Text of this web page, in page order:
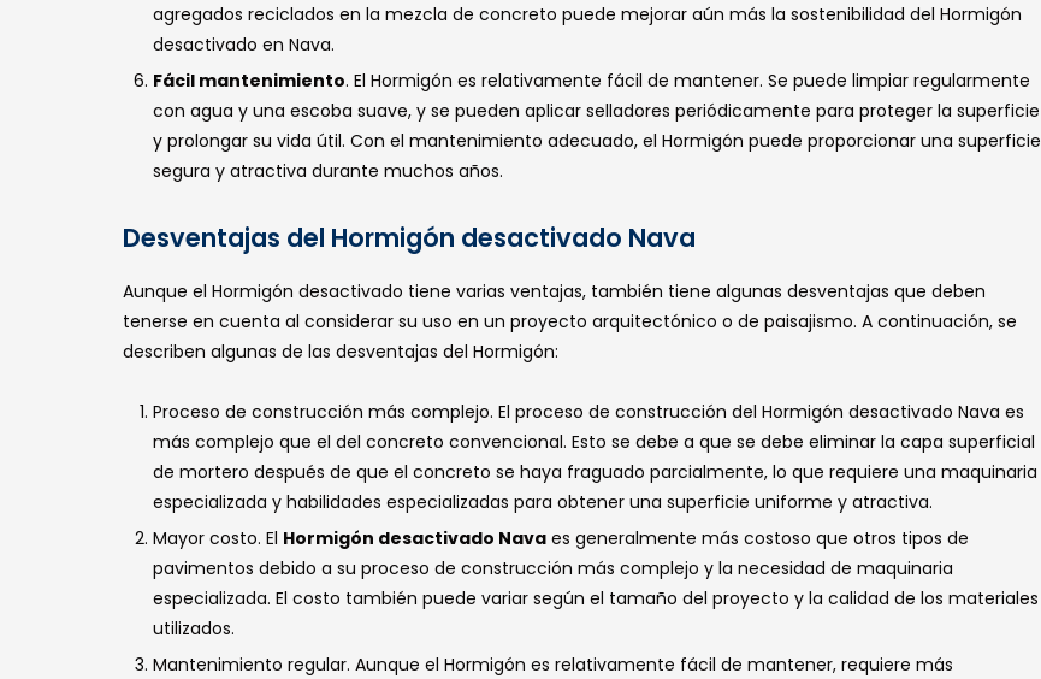
agregados reciclados en la mezcla de concreto puede mejorar aún más la sostenibilidad del Hormigón
desactivado en Nava.
Fácil mantenimiento. El Hormigón es relativamente fácil de mantener. Se puede limpiar regularmente
con agua y una escoba suave, y se pueden aplicar selladores periódicamente para proteger la superficie
y prolongar su vida útil. Con el mantenimiento adecuado, el Hormigón puede proporcionar una superficie
segura y atractiva durante muchos años.
Desventajas del Hormigón desactivado Nava
Aunque el Hormigón desactivado tiene varias ventajas, también tiene algunas desventajas que deben
tenerse en cuenta al considerar su uso en un proyecto arquitectónico o de paisajismo. A continuación, se
describen algunas de las desventajas del Hormigón:
Proceso de construcción más complejo. El proceso de construcción del Hormigón desactivado Nava es
más complejo que el del concreto convencional. Esto se debe a que se debe eliminar la capa superficial
de mortero después de que el concreto se haya fraguado parcialmente, lo que requiere una maquinaria
especializada y habilidades especializadas para obtener una superficie uniforme y atractiva.
Mayor costo. El Hormigón desactivado Nava es generalmente más costoso que otros tipos de
pavimentos debido a su proceso de construcción más complejo y la necesidad de maquinaria
especializada. El costo también puede variar según el tamaño del proyecto y la calidad de los materiales
utilizados.
Mantenimiento regular. Aunque el Hormigón es relativamente fácil de mantener, requiere más